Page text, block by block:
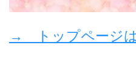
→ トップページ